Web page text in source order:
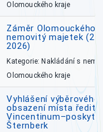
Olomouckého kraje
Záměr Olomouckého
nemovitý majetek
2026)
Kategorie: Nakládání s
Olomouckého kraje
Vyhlášení výběrového
obsazení místa
Šternberk